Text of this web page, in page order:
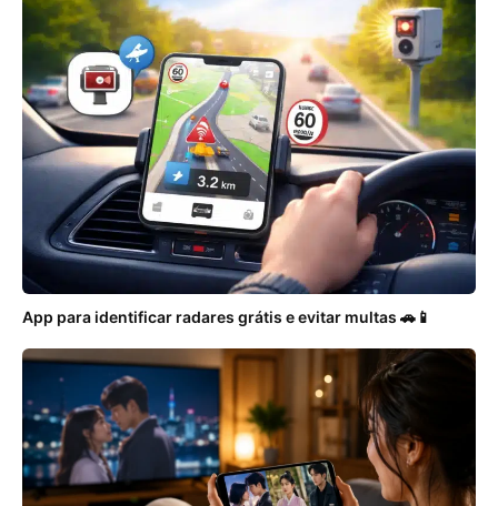
App para identificar radares grátis e evitar multas 🚗📱